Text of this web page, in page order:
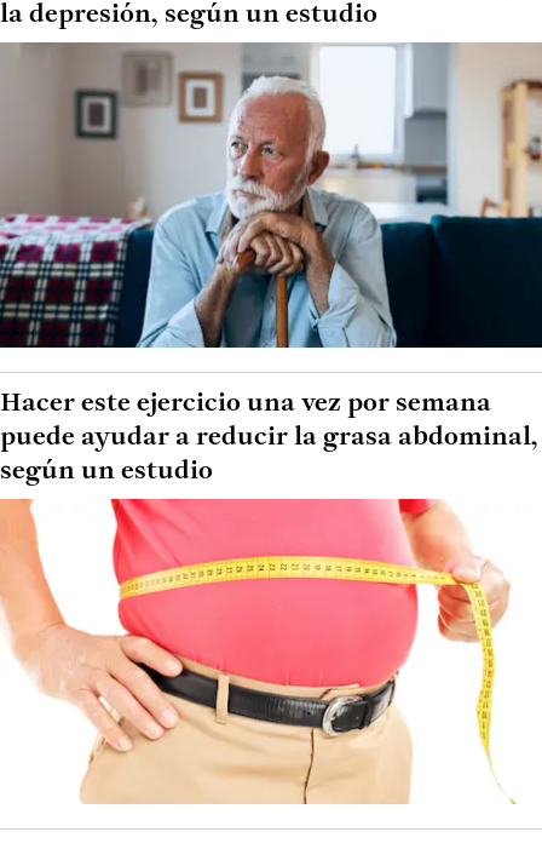
la depresión, según un estudio
Hacer este ejercicio una vez por semana
puede ayudar a reducir la grasa abdominal,
según un estudio